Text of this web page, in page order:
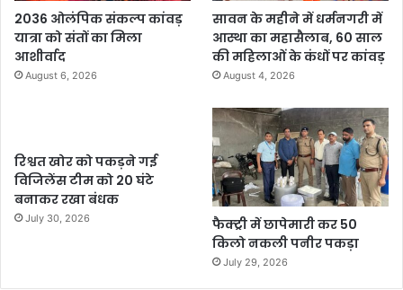
2036 ओलंपिक संकल्प कांवड़
यात्रा को संतों का मिला
आशीर्वाद
August 6, 2026
सावन के महीने में धर्मनगरी में
आस्था का महासैलाब, 60 साल
की महिलाओं के कंधों पर कांवड़
August 4, 2026
रिश्वत खोर को पकड़ने गई
विजिलेंस टीम को 20 घंटे
बनाकर रखा बंधक
July 30, 2026
फैक्ट्री में छापेमारी कर 50
किलो नकली पनीर पकड़ा
July 29, 2026